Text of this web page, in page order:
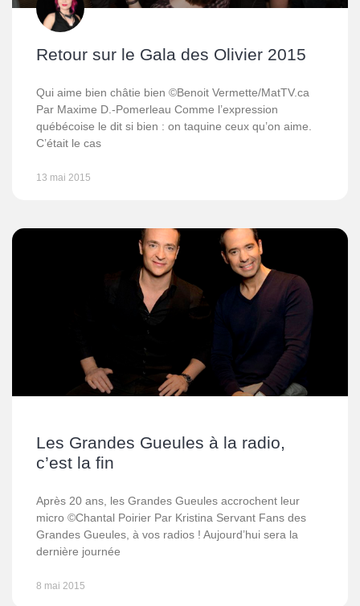
Retour sur le Gala des Olivier 2015
Qui aime bien châtie bien ©Benoit Vermette/MatTV.ca
Par Maxime D.-Pomerleau Comme l’expression
québécoise le dit si bien : on taquine ceux qu’on aime.
C’était le cas
13 mai 2015
Les Grandes Gueules à la radio,
c’est la fin
Après 20 ans, les Grandes Gueules accrochent leur
micro ©Chantal Poirier Par Kristina Servant Fans des
Grandes Gueules, à vos radios ! Aujourd’hui sera la
dernière journée
8 mai 2015